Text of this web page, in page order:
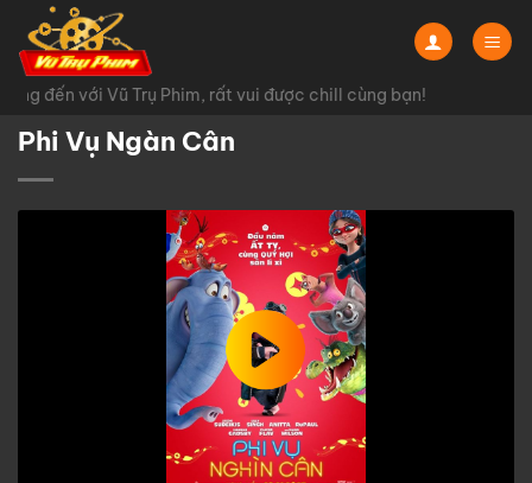
Chuyển
đến
nội
dungđến với Vũ Trụ Phim, rất vui được chill cùng bạn!
Phi Vụ Ngàn Cân